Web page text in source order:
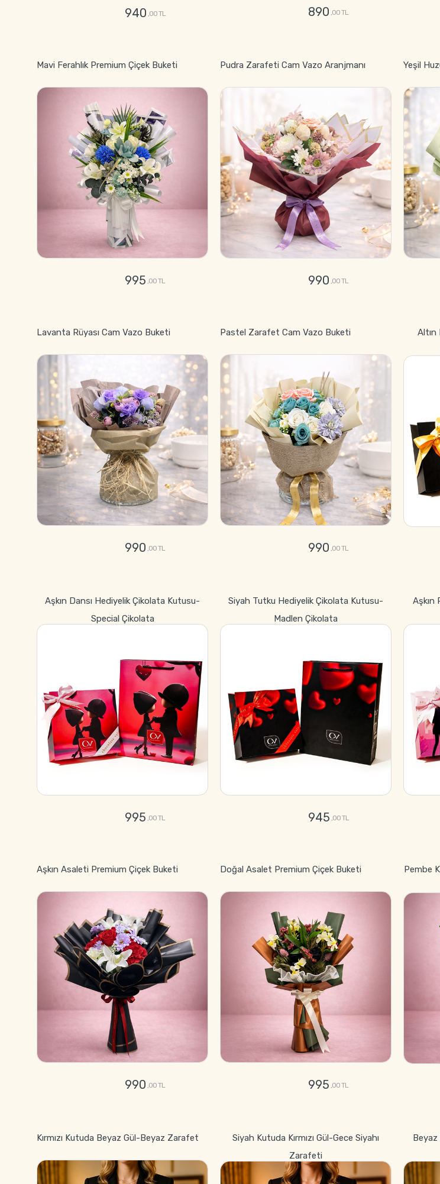
940 ,00 TL 890 ,00 TL
Mavi Ferahlık Premium Çiçek Buketi
995 ,00 TL
Pudra Zarafeti Cam Vazo Aranjmanı
990 ,00 TL
Yeşil
Lavanta Rüyası Cam Vazo Buketi
990 ,00 TL
Pastel Zarafet Cam Vazo Buketi
990 ,00 TL
Altın
Aşkın Dansı Hediyelik Çikolata Kutusu-
Special Çikolata
995 ,00 TL
Siyah Tutku Hediyelik Çikolata Kutusu-
Madlen Çikolata
945 ,00 TL
Aşkın
Aşkın Asaleti Premium Çiçek Buketi
990 ,00 TL
Doğal Asalet Premium Çiçek Buketi
995 ,00 TL
Pembe
Kırmızı Kutuda Beyaz Gül-Beyaz Zarafet
Siyah Kutuda Kırmızı Gül-Gece Siyahı
Zarafeti
Beyaz